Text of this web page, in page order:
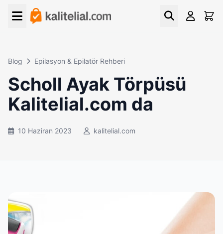
Blog Epilasyon & Epilatör Rehberi
Scholl Ayak Törpüsü
Kalitelial.com da
10 Haziran 2023 kalitelial.com